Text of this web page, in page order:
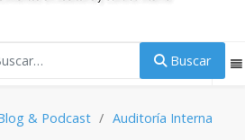
Buscar
& Podcast Auditoría Interna